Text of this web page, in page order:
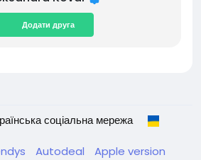
Додати друга
соціальна мережа
Autodeal
Apple version